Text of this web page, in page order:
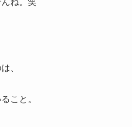
、
こと。